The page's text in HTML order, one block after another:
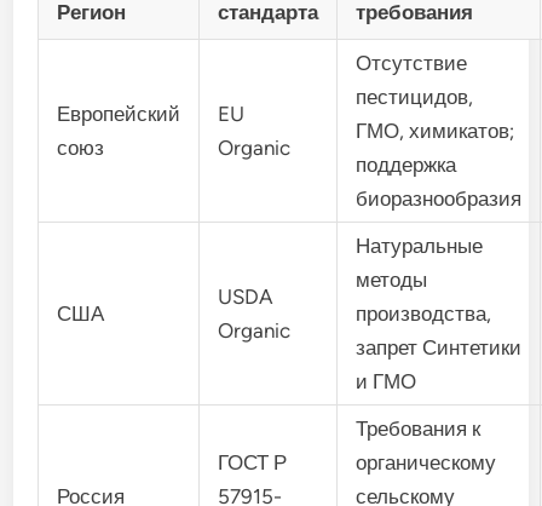
Регион стандарта требования
Европейский
союз
EU
Organic
Отсутствие
пестицидов,
ГМО, химикатов;
поддержка
биоразнообразия
США
USDA
Organic
Натуральные
методы
производства,
запрет Синтетики
и ГМО
Россия
ГОСТ Р
57915-
Требования к
органическому
сельскому